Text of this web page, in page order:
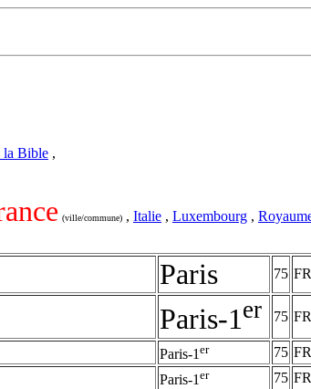
la Bible ,
(ville/commune) , Italie , Luxembourg ,
Paris 75 FR
Paris-1er 75 FR
Paris-1 er 75 FR
Paris-1 er 75 FR